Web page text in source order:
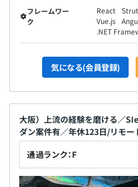
フレームワー
ク
React
Vue.js
.NET
気になる(会員登録)
大阪）上流の経験を磨ける／
ダン案件有／年休123日/リモー
通過ランク：F